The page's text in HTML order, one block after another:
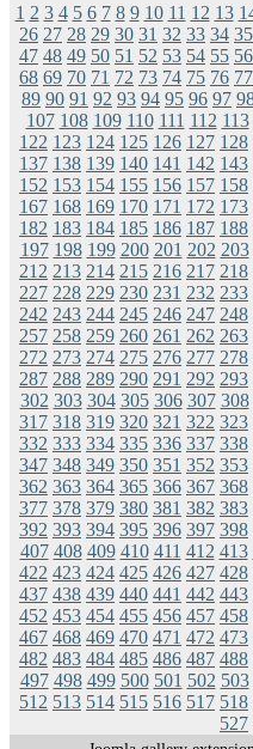
1 2 3 4 5 6 7 8 9 10 11 12 13
26 27 28 29 30 31 32 33 34 35
47 48 49 50 51 52 53 54 55 56
68 69 70 71 72 73 74 75 76 77
89 90 91 92 93 94 95 96 97
107 108 109 110 111 112 113
122 123 124 125 126 127 128
137 138 139 140 141 142 143
152 153 154 155 156 157 158
167 168 169 170 171 172 173
182 183 184 185 186 187 188
197 198 199 200 201 202 203
212 213 214 215 216 217 218
227 228 229 230 231 232 233
242 243 244 245 246 247 248
257 258 259 260 261 262 263
272 273 274 275 276 277 278
287 288 289 290 291 292 293
302 303 304 305 306 307 308
317 318 319 320 321 322 323
332 333 334 335 336 337 338
347 348 349 350 351 352 353
362 363 364 365 366 367 368
377 378 379 380 381 382 383
392 393 394 395 396 397 398
407 408 409 410 411 412 413
422 423 424 425 426 427 428
437 438 439 440 441 442 443
452 453 454 455 456 457 458
467 468 469 470 471 472 473
482 483 484 485 486 487 488
497 498 499 500 501 502 503
512 513 514 515 516 517 518
527